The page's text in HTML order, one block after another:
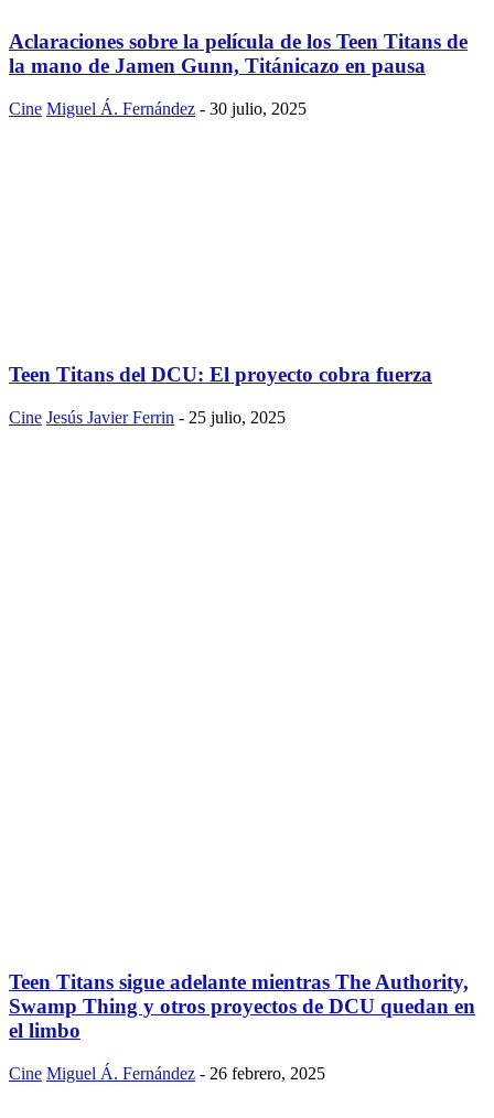
Aclaraciones sobre la película de los Teen Titans de
la mano de Jamen Gunn, Titánicazo en pausa
Cine Miguel Á. Fernández - 30 julio, 2025
Teen Titans del DCU: El proyecto cobra fuerza
Cine Jesús Javier Ferrin - 25 julio, 2025
Teen Titans sigue adelante mientras The Authority,
Swamp Thing y otros proyectos de DCU quedan en
el limbo
Cine Miguel Á. Fernández - 26 febrero, 2025